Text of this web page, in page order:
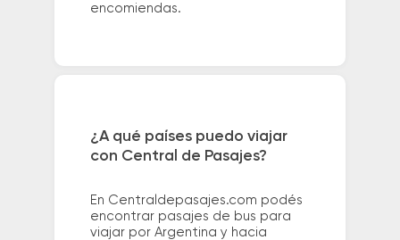
encomiendas.
¿A qué países puedo viajar
con Central de Pasajes?
En Centraldepasajes.com podés
encontrar pasajes de bus para
viajar por Argentina y hacia